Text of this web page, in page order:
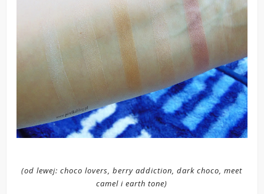
(od lewej: choco lovers, berry addiction, dark choco, meet
camel i earth tone)